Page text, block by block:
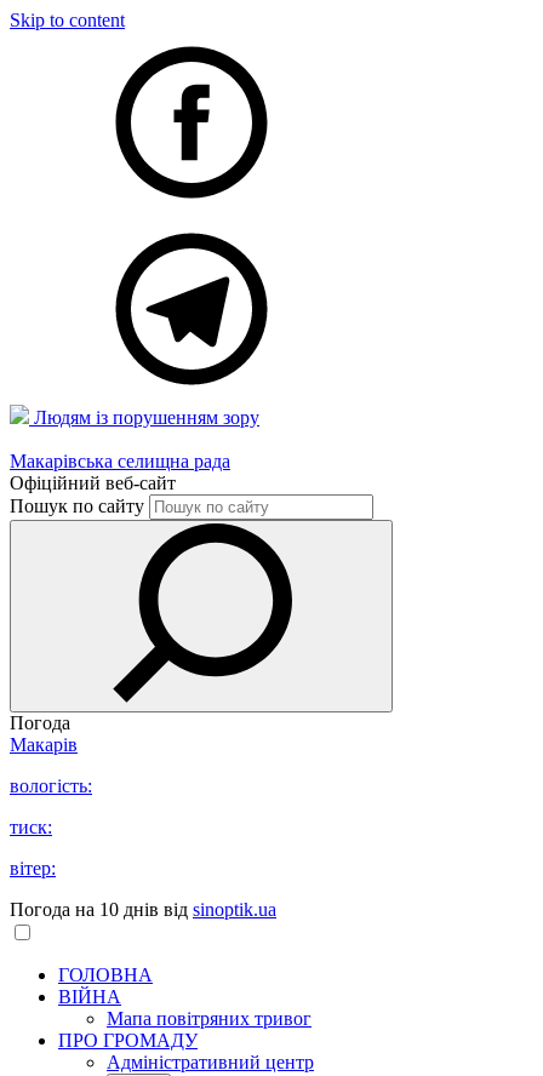
Skip to content
Людям із порушенням зору
Макарівська селищна рада
Офіційний веб-сайт
Пошук по сайту
Погода
Макарів
вологість:
тиск:
вітер:
Погода на 10 днів від sinoptik.ua
ГОЛОВНА
ВІЙНА
Мапа повітряних тривог
ПРО ГРОМАДУ
Aдміністративний центр